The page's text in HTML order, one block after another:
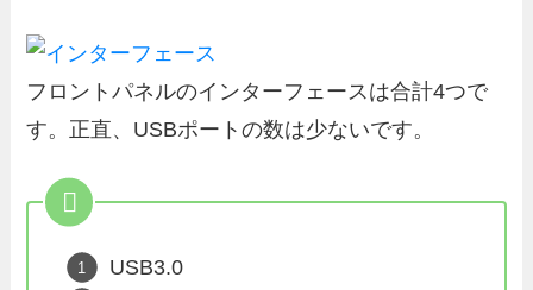
フロントパネルのインターフェースは合計4つで
す。正直、USBポートの数は少ないです。
USB3.0